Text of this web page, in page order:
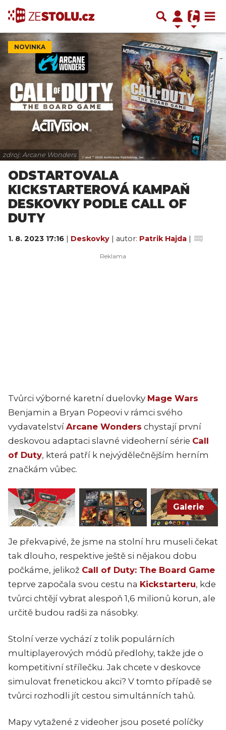
NOVINKA
zdroj: Arcane Wonders
ODSTARTOVALA
KICKSTARTEROVÁ KAMPAŇ
DESKOVKY PODLE CALL OF
DUTY
1. 8. 2023 17:16 | Deskovky | autor: Patrik Hajda |
Tvůrci výborné karetní duelovky Mage Wars
Benjamin a Bryan Popeovi v rámci svého
vydavatelství Arcane Wonders chystají první
deskovou adaptaci slavné videoherní série Call
of Duty, která patří k nejvýdělečnějším herním
značkám vůbec.
Galerie
Je překvapivé, že jsme na stolní hru museli čekat
tak dlouho, respektive ještě si nějakou dobu
počkáme, jelikož Call of Duty: The Board Game
teprve započala svou cestu na Kickstarteru, kde
tvůrci chtějí vybrat alespoň 1,6 milionů korun, ale
určitě budou radši za násobky.
Stolní verze vychází z tolik populárních
multiplayerových módů předlohy, takže jde o
kompetitivní střílečku. Jak chcete v deskovce
simulovat frenetickou akci? V tomto případě se
tvůrci rozhodli jít cestou simultánních tahů.
Mapy vytažené z videoher jsou poseté políčky